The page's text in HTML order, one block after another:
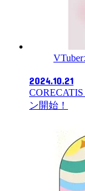
2024.10.21
ン開始！